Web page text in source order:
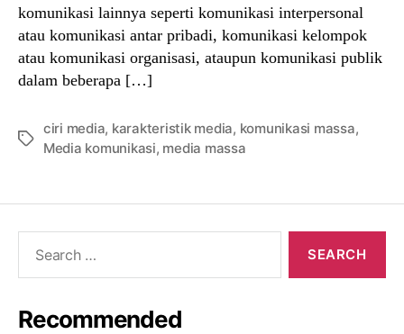
komunikasi lainnya seperti komunikasi interpersonal
atau komunikasi antar pribadi, komunikasi kelompok
atau komunikasi organisasi, ataupun komunikasi publik
dalam beberapa […]
Tags
ciri media, karakteristik media, komunikasi massa,
Media komunikasi, media massa
Recommended